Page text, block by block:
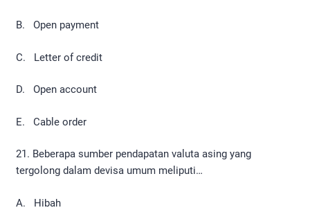
B. Open payment
C. Letter of credit
D. Open account
E. Cable order
21. Beberapa sumber pendapatan valuta asing yang
tergolong dalam devisa umum meliputi…
A. Hibah